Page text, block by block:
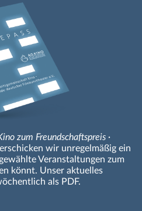
zum Freundschaftspreis ·
wir unregelmäßig ein
Veranstaltungen zum
könnt. Unser aktuelles
als PDF.